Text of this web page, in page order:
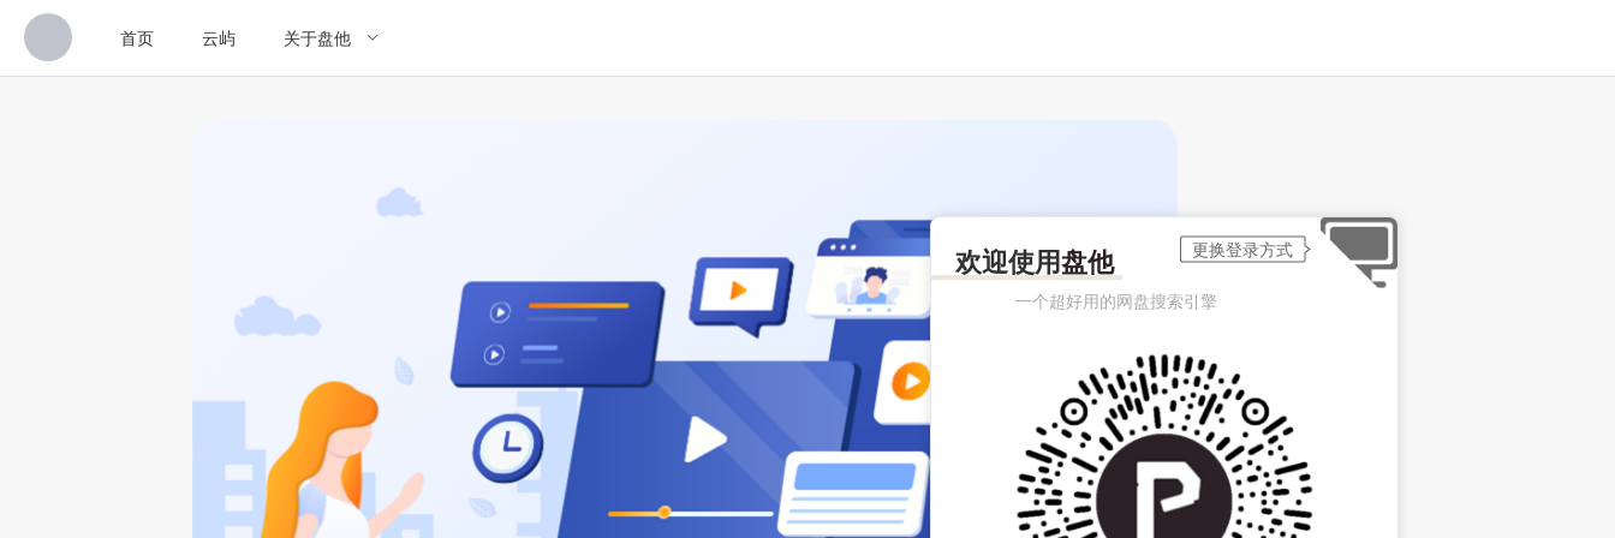
首页 云屿 关于盘他
欢迎使用盘他
一个超好用的网盘搜索引擎